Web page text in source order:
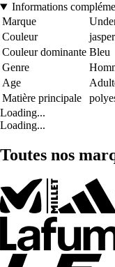
Informations
Marque
Couleur
Couleur dominante Bleu
Genre
Age
Matière principale
Loading...
Loading...
Toutes nos